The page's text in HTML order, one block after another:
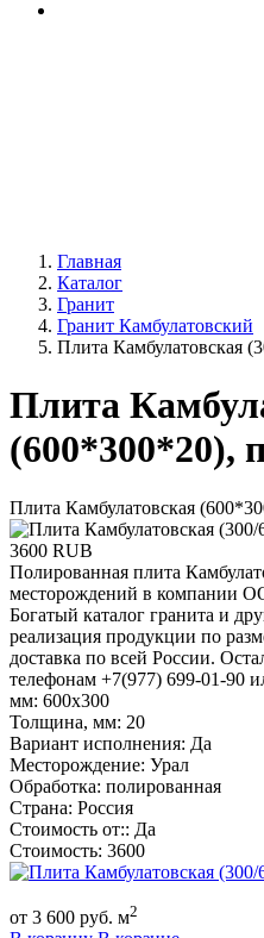
Главная
Каталог
Гранит
Гранит Камбулатовский
Плита Камбулатовская
Плита
(600*300*20),
Плита Камбулатовская
3600 RUB
Полированная плита
месторождений в компании
Богатый каталог гранита и
реализация продукции по
доставка по всей России.
телефонам +7(977) 699-01-90
мм: 600х300
Толщина, мм: 20
Вариант исполнения: Да
Месторождение: Урал
Обработка: полированная
Страна: Россия
Стоимость от:: Да
Стоимость: 3600
от 3 600 руб. м2